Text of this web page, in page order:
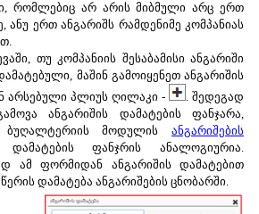
რომლებიც არ არის მიბმული არც ერთ
ანუ ერთ ანგარიშს რამდენიმე კომპანიას
თუ კომპანიის შესაბამისი ანგარიში
მაშინ გამოიყენეთ ანგარიშის
არსებული პლიუს ღილაკი -
. შედეგად
ანგარიშის დამატების ფანჯარა,
ბუღალტერიის მოდულის ანგარიშების
დამატების ფანჯრის ანალოგიურია.
ამ ფორმიდან ანგარიშის დამატებით
დამატება ანგარიშების ცნობარში.